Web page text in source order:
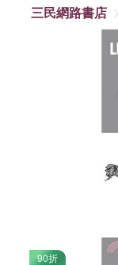
三民網路書店
90折